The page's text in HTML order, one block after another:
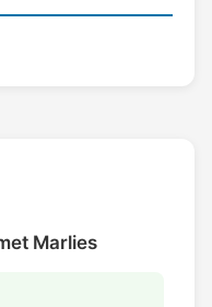
Marlies